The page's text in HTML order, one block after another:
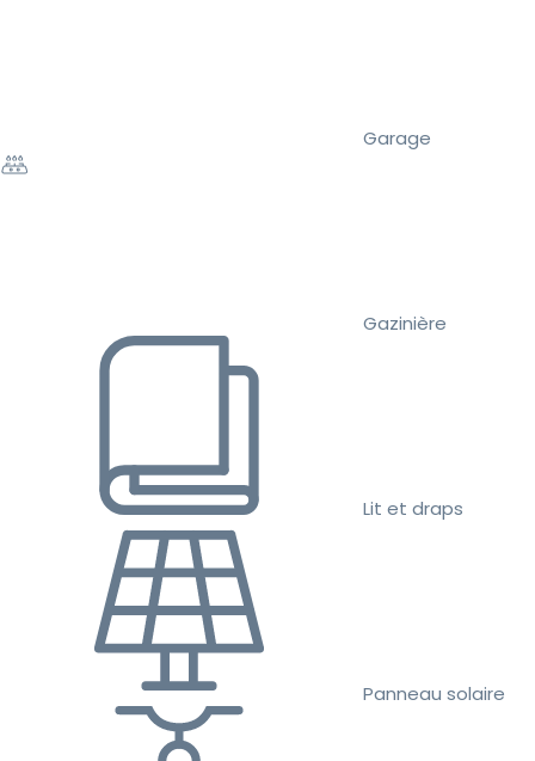
Garage
Gazinière
Lit et draps
Panneau solaire